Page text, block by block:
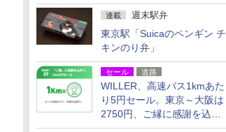
水ギアショーツは1990円に
連載 週末駅弁
東京駅「Suicaのペンギン チ
キンのり弁」
セール 道路
WILLER、高速バス1kmあた
り5円セール。東京～大阪は
2750円、ご縁に感謝を込め
た20周年記念キャンペーン